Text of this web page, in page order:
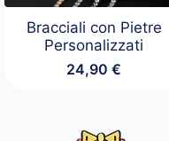
Bracciali con Pietre
Personalizzati
24,90€